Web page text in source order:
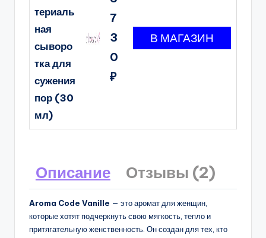
териаль
ная
сыворо
тка для
сужения
пор (30
мл)
7
3
0
₽
Описание Отзывы (2)
Aroma Code Vanille — это аромат для женщин,
которые хотят подчеркнуть свою мягкость, тепло и
притягательную женственность. Он создан для тех, кто